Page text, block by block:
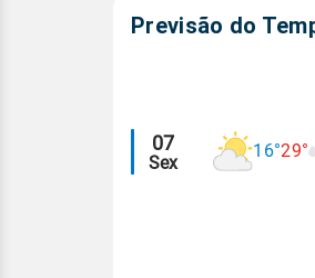
Previsão do
Alertas
07
Sex
16°29°